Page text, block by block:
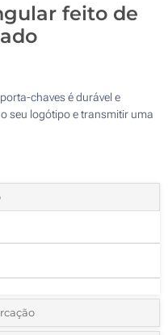
feito de
chaves é durável e
seu logótipo e transmitir uma